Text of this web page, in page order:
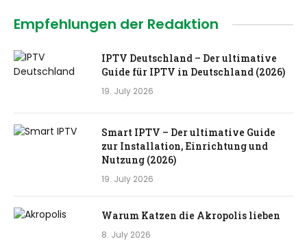
Empfehlungen der Redaktion
IPTV Deutschland – Der ultimative
Guide für IPTV in Deutschland (2026)
19. July 2026
Smart IPTV – Der ultimative Guide
zur Installation, Einrichtung und
Nutzung (2026)
19. July 2026
Warum Katzen die Akropolis lieben
8. July 2026